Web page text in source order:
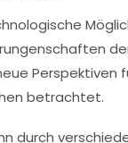
Perspektiven
betrachtet.
durch